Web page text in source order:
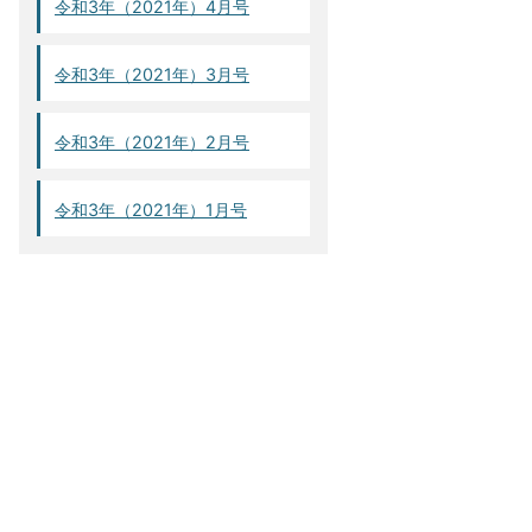
令和3年（2021年）4月号
令和3年（2021年）3月号
令和3年（2021年）2月号
令和3年（2021年）1月号